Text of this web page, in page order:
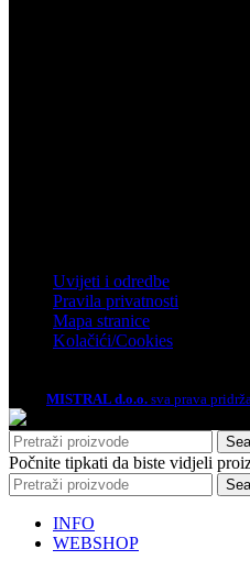
Uvijeti i odredbe
Pravila privatnosti
Mapa stranice
Kolačići/Cookies
MISTRAL d.o.o. sva prava
Počnite tipkati da biste vidjeli
INFO
WEBSHOP